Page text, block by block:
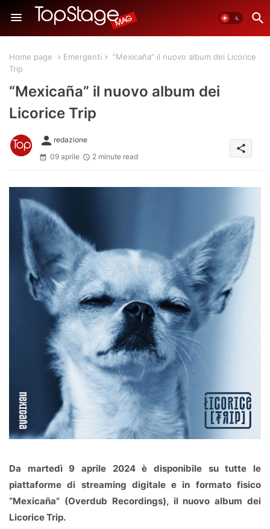
Home page Emergenti
“Mexicaña” il nuovo album dei Licorice
Trip
“Mexicaña” il nuovo album dei
Licorice Trip
person redazione
09 aprile
2 minute read
share
Da martedì 9 aprile 2024 è disponibile su tutte le
piattaforme di streaming digitale e in formato fisico
“Mexicaña” (Overdub Recordings), il nuovo album dei
Licorice Trip.